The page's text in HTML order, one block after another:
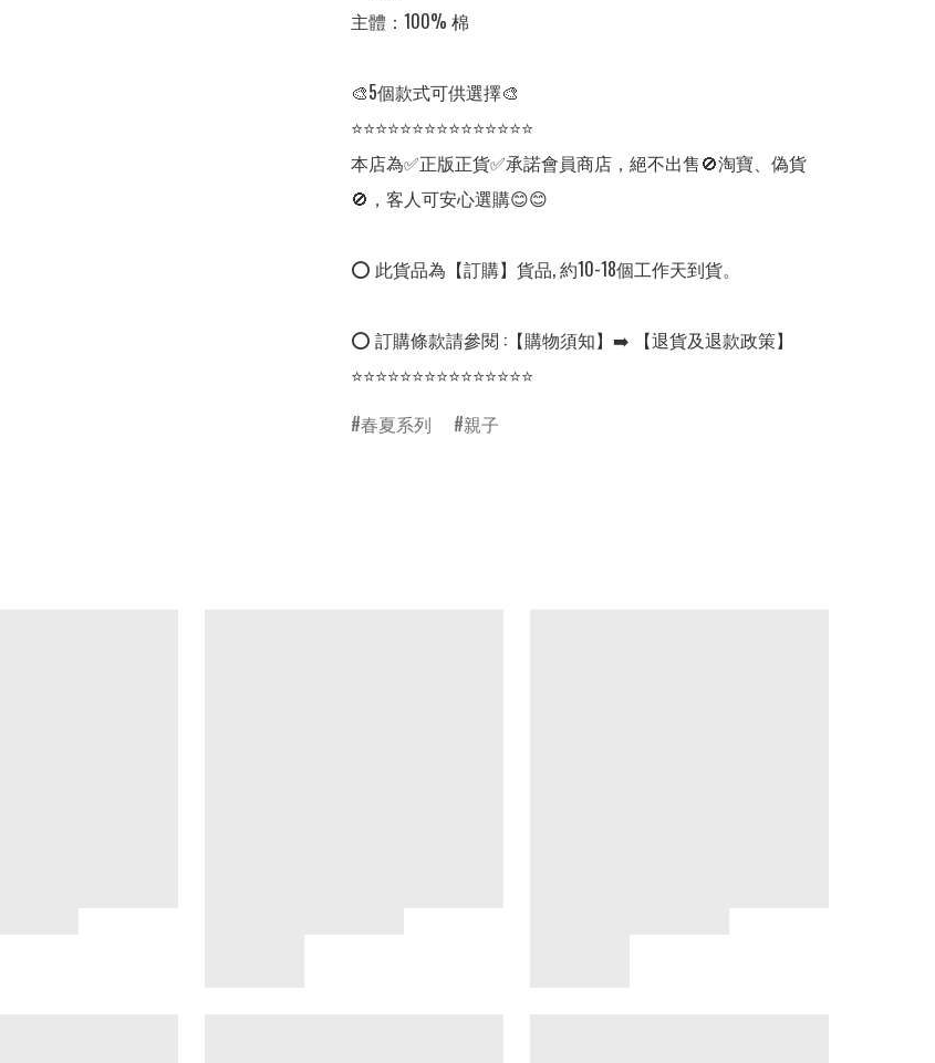
主體：100% 棉
🎨5個款式可供選擇🎨
⭐⭐⭐⭐⭐⭐⭐⭐⭐⭐⭐⭐⭐⭐⭐
本店為✅正版正貨✅承諾會員商店，絕不出售🚫淘寶、偽貨
🚫，客人可安心選購😊😊
⭕ 此貨品為【訂購】貨品, 約10-18個工作天到貨。
⭕ 訂購條款請參閱 :【購物須知】➡️ 【退貨及退款政策】
⭐⭐⭐⭐⭐⭐⭐⭐⭐⭐⭐⭐⭐⭐⭐
春夏系列
親子